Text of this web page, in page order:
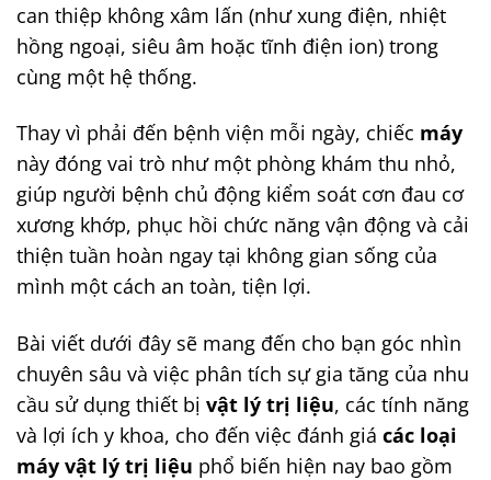
can thiệp không xâm lấn (như xung điện, nhiệt
hồng ngoại, siêu âm hoặc tĩnh điện ion) trong
cùng một hệ thống.
Thay vì phải đến bệnh viện mỗi ngày, chiếc máy
này đóng vai trò như một phòng khám thu nhỏ,
giúp người bệnh chủ động kiểm soát cơn đau cơ
xương khớp, phục hồi chức năng vận động và cải
thiện tuần hoàn ngay tại không gian sống của
mình một cách an toàn, tiện lợi.
Bài viết dưới đây sẽ mang đến cho bạn góc nhìn
chuyên sâu và việc phân tích sự gia tăng của nhu
cầu sử dụng thiết bị vật lý trị liệu, các tính năng
và lợi ích y khoa, cho đến việc đánh giá các loại
máy vật lý trị liệu phổ biến hiện nay bao gồm